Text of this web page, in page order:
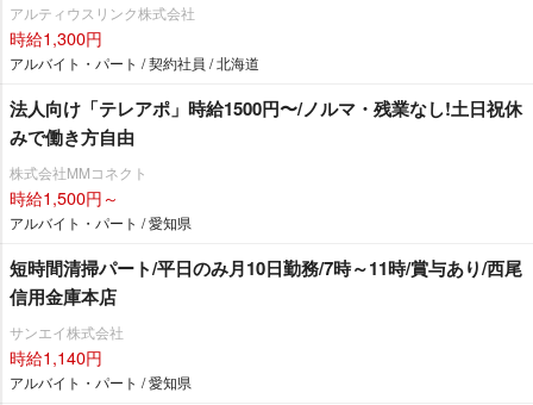
アルティウスリンク株式会社
時給1,300円
アルバイト・パート / 契約社員 / 北海道
法人向け「テレアポ」時給1500円〜/ノルマ・残業なし!土日祝休
みで働き方自由
株式会社MMコネクト
時給1,500円～
アルバイト・パート / 愛知県
短時間清掃パート/平日のみ月10日勤務/7時～11時/賞与あり/西尾
信用金庫本店
サンエイ株式会社
時給1,140円
アルバイト・パート / 愛知県